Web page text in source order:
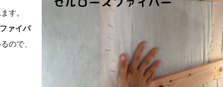
す。
ァイバ
ので、